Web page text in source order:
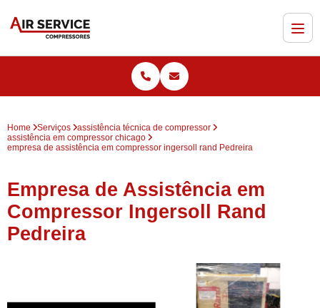
Home Serviços
assistência técnica de compressor
assistência em compressor chicago
empresa de assistência em compressor ingersoll rand Pedreira
Empresa de Assistência em
Compressor Ingersoll Rand
Pedreira